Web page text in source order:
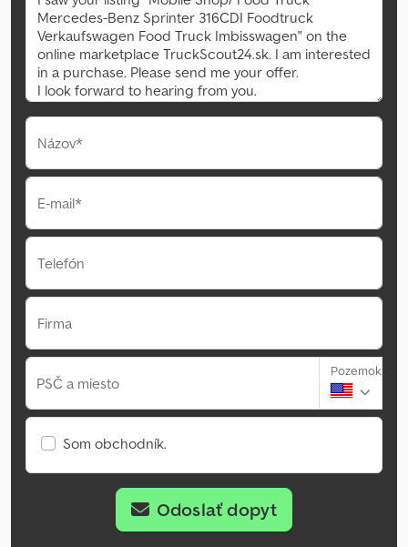
Názov*
E-mail*
Telefón
Firma
PSČ a miesto
Pozemok
Som obchodník.
Odoslať dopyt